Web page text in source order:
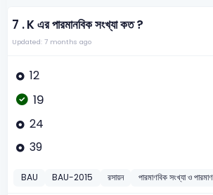
7 .K এর পারমানবিক সংখ্যা কত ?
Updated: 7 months ago
12
19
24
39
BAU BAU-2015 রসায়ন পারমাণবিক সংখ্যা ও